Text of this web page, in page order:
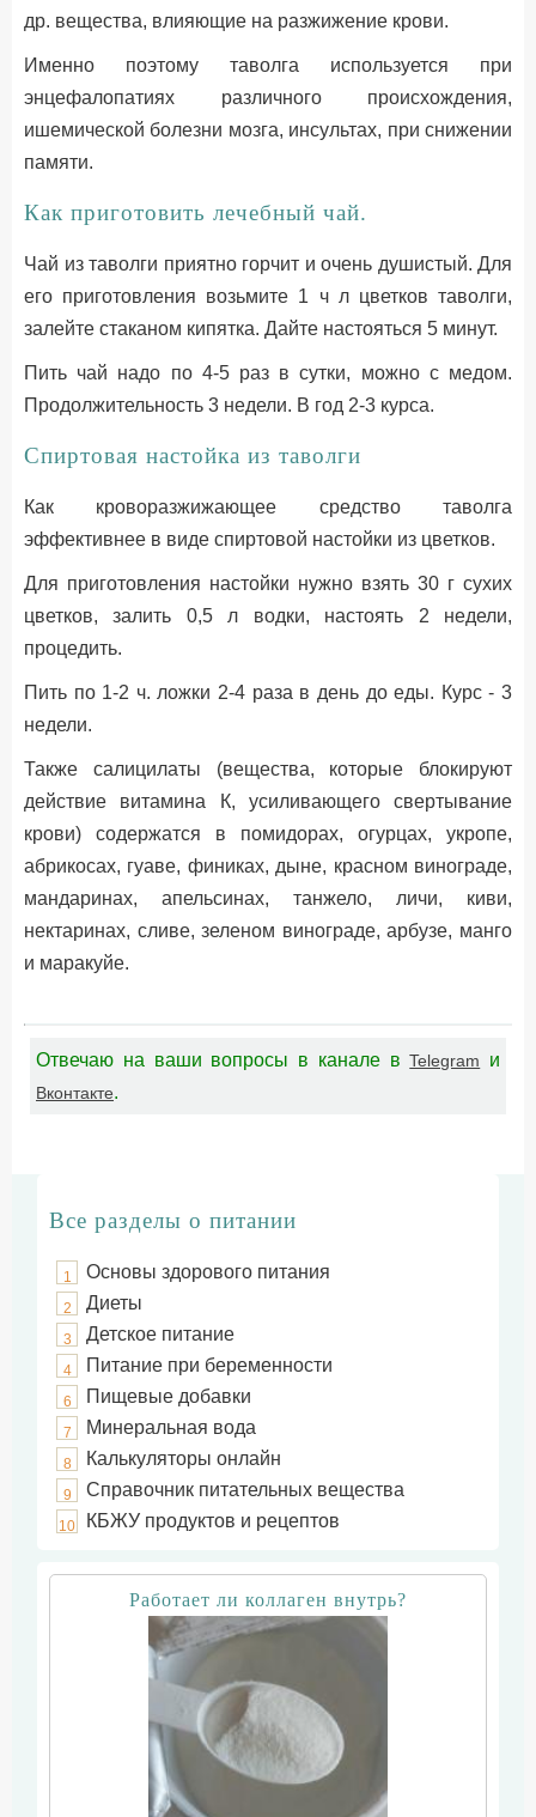
др. вещества, влияющие на разжижение крови.
Именно поэтому таволга используется при
энцефалопатиях различного происхождения,
ишемической болезни мозга, инсультах, при снижении
памяти.
Как приготовить лечебный чай.
Чай из таволги приятно горчит и очень душистый. Для
его приготовления возьмите 1 ч л цветков таволги,
залейте стаканом кипятка. Дайте настояться 5 минут.
Пить чай надо по 4-5 раз в сутки, можно с медом.
Продолжительность 3 недели. В год 2-3 курса.
Спиртовая настойка из таволги
Как кроворазжижающее средство таволга
эффективнее в виде спиртовой настойки из цветков.
Для приготовления настойки нужно взять 30 г сухих
цветков, залить 0,5 л водки, настоять 2 недели,
процедить.
Пить по 1-2 ч. ложки 2-4 раза в день до еды. Курс - 3
недели.
Также салицилаты (вещества, которые блокируют
действие витамина К, усиливающего свертывание
крови) содержатся в помидорах, огурцах, укропе,
абрикосах, гуаве, финиках, дыне, красном винограде,
мандаринах, апельсинах, танжело, личи, киви,
нектаринах, сливе, зеленом винограде, арбузе, манго
и маракуйе.
Отвечаю на ваши вопросы в канале вTelegram и
Вконтакте.
Все разделы о питании
1 Основы здорового питания
2 Диеты
3 Детское питание
4 Питание при беременности
6 Пищевые добавки
7 Минеральная вода
8 Калькуляторы онлайн
9 Справочник питательных вещества
10 КБЖУ продуктов и рецептов
Работает ли коллаген внутрь?